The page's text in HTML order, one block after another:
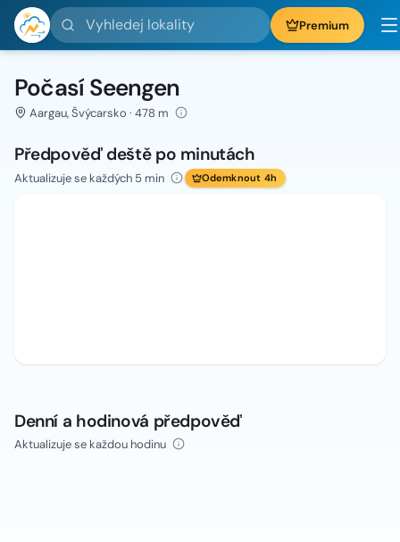
Vyhledej lokality Premium
Počasí Seengen
Aargau, Švýcarsko · 478 m
Předpověď deště po minutách
Aktualizuje se každých 5 min Odemknout 4h
Denní a hodinová předpověď
Aktualizuje se každou hodinu